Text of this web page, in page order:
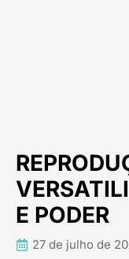
E PODER
27 de julho de